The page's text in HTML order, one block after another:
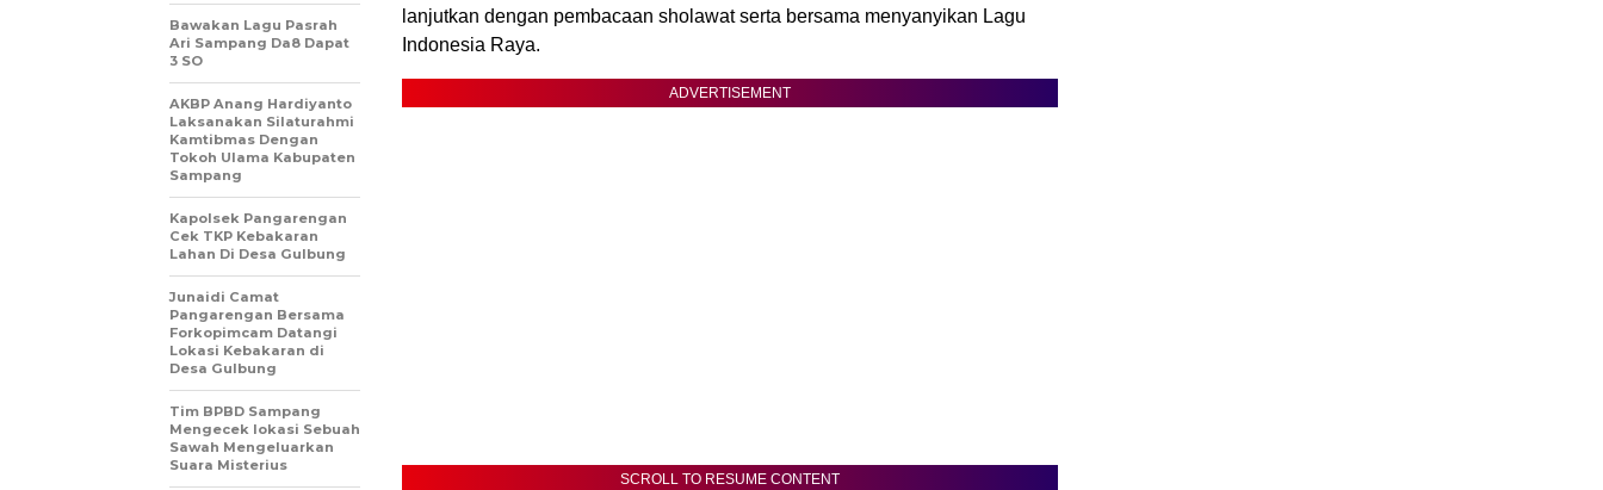
lanjutkan dengan pembacaan sholawat serta bersama menyanyikan Lagu
Indonesia Raya.
ADVERTISEMENT
SCROLL TO RESUME CONTENT
Bawakan Lagu Pasrah
Ari Sampang Da8 Dapat
3 SO
AKBP Anang Hardiyanto
Laksanakan Silaturahmi
Kamtibmas Dengan
Tokoh Ulama Kabupaten
Sampang
Kapolsek Pangarengan
Cek TKP Kebakaran
Lahan Di Desa Gulbung
Junaidi Camat
Pangarengan Bersama
Forkopimcam Datangi
Lokasi Kebakaran di
Desa Gulbung
Tim BPBD Sampang
Mengecek lokasi Sebuah
Sawah Mengeluarkan
Suara Misterius